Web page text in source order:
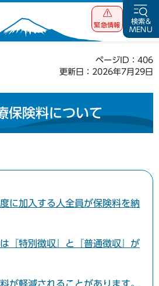
緊急情報
検索&
MENU
ページID：406
更新日：2026年7月29日
保険料について
に加入する人全員が保険料を納
『特別徴収』と『普通徴収』が
が軽減されることがあります。